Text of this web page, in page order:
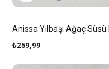
₺259,99